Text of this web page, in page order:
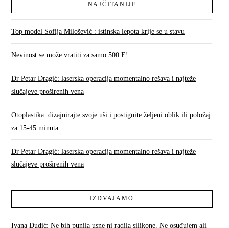
NAJČITANIJE
Top model Sofija Milošević : istinska lepota krije se u stavu
Nevinost se može vratiti za samo 500 E!
Dr Petar Dragić: laserska operacija momentalno rešava i najteže
slučajeve proširenih vena
Otoplastika: dizajnirajte svoje uši i postignite željeni oblik ili položaj
za 15-45 minuta
Dr Petar Dragić: laserska operacija momentalno rešava i najteže
slučajeve proširenih vena
IZDVAJAMO
Ivana Dudić: Ne bih punila usne ni radila silikone. Ne osuđujem ali